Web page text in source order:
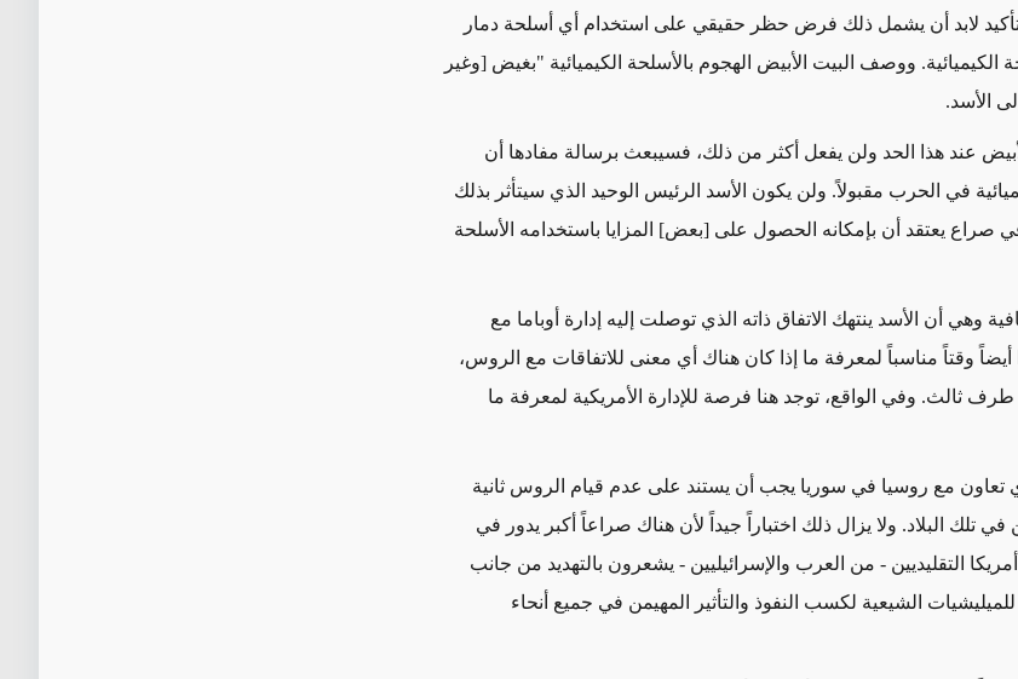
لابد أن يشمل ذلك فرض حظر حقيقي على استخدام أي أسلحة دمار
الكيميائية. ووصف البيت الأبيض الهجوم بالأسلحة الكيميائية "بغيض [وغير
الأسد.
عند هذا الحد ولن يفعل أكثر من ذلك، فسيبعث برسالة مفادها أن
في الحرب مقبولاً. ولن يكون الأسد الرئيس الوحيد الذي سيتأثر بذلك
يعتقد أن بإمكانه الحصول على [بعض] المزايا باستخدامه الأسلحة
وهي أن الأسد ينتهك الاتفاق ذاته الذي توصلت إليه إدارة أوباما مع
وقتاً مناسباً لمعرفة ما إذا كان هناك أي معنى للاتفاقات مع الروس،
ثالث. وفي الواقع، توجد هنا فرصة للإدارة الأمريكية لمعرفة ما
تعاون مع روسيا في سوريا يجب أن يستند على عدم قيام الروس ثانية
في تلك البلاد. ولا يزال ذلك اختباراً جيداً لأن هناك صراعاً أكبر يدور في
التقليديين - من العرب والإسرائيليين - يشعرون بالتهديد من جانب
الشيعية لكسب النفوذ والتأثير المهيمن في جميع أنحاء